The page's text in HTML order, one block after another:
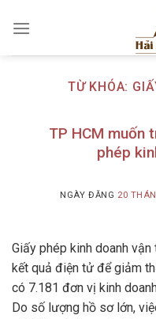
TỪ KHÓA:
TP HCM muốn
phép
NGÀY ĐĂNG 20
Giấy phép kinh doanh
kết quả điện tử để giảm
có 7.181 đơn vị kinh
Do số lượng hồ sơ lớn,